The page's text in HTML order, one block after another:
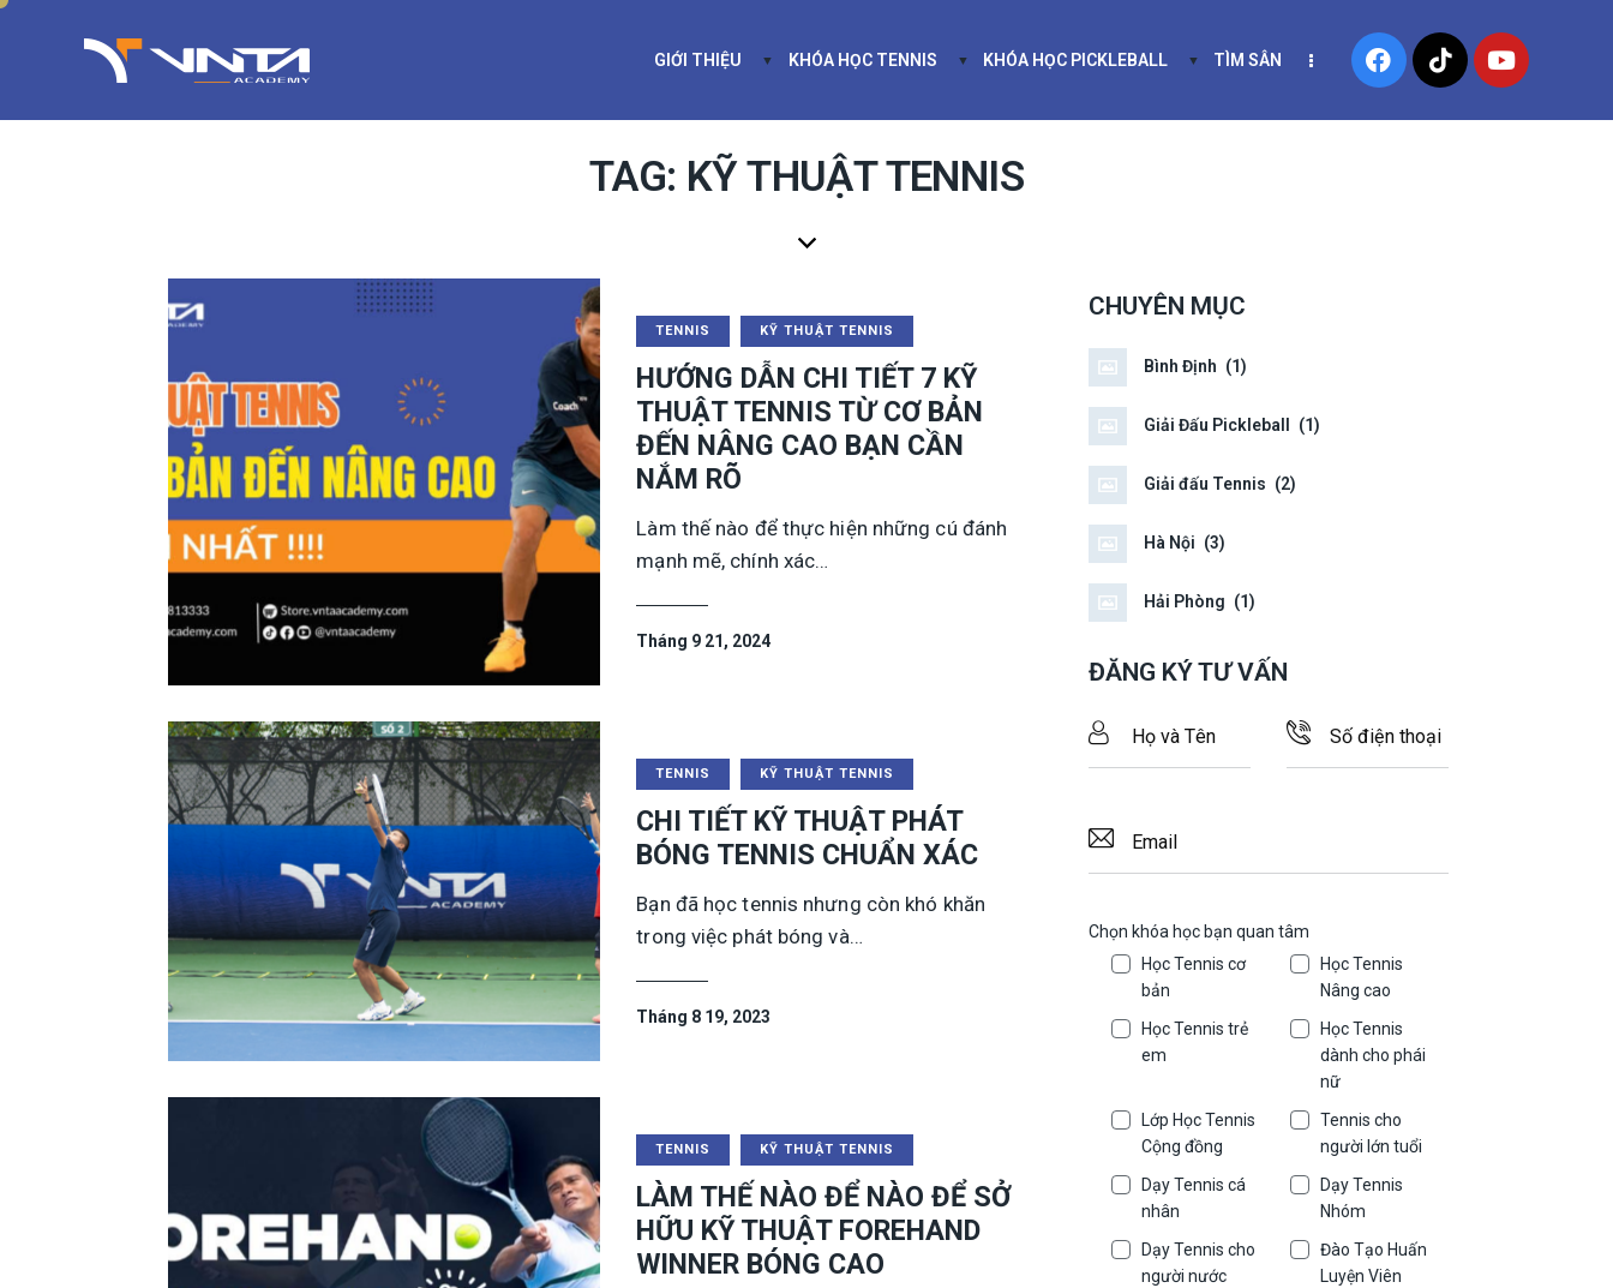
GIỚI THIỆU KHÓA HỌC TENNIS KHÓA HỌC PICKLEBALL TÌM SÂN
GIỚI THIỆU
TAG: KỸ THUẬT TENNIS
TENNIS KỸ THUẬT TENNIS
HƯỚNG DẪN CHI TIẾT 7 KỸ
THUẬT TENNIS TỪ CƠ BẢN
ĐẾN NÂNG CAO BẠN CẦN
NẮM RÕ
Làm thế nào để thực hiện những cú đánh
mạnh mẽ, chính xác…
Tháng 9 21, 2024
TENNIS KỸ THUẬT TENNIS
CHI TIẾT KỸ THUẬT PHÁT
BÓNG TENNIS CHUẨN XÁC
Bạn đã học tennis nhưng còn khó khăn
trong việc phát bóng và…
Tháng 8 19, 2023
TENNIS KỸ THUẬT TENNIS
LÀM THẾ NÀO ĐỂ NÀO ĐỂ SỞ
HỮU KỸ THUẬT FOREHAND
WINNER BÓNG CAO
CHUYÊN MỤC
Bình Định (1)
Giải Đấu Pickleball (1)
Giải đấu Tennis (2)
Hà Nội (3)
Hải Phòng (1)
ĐĂNG KÝ TƯ VẤN
Chọn khóa học bạn quan tâm
Học Tennis cơ
bản
Học Tennis
Nâng cao
Học Tennis trẻ
em
Học Tennis
dành cho phái
nữ
Lớp Học Tennis
Cộng đồng
Tennis cho
người lớn tuổi
Dạy Tennis cá
nhân
Dạy Tennis
Nhóm
Dạy Tennis cho
người nước
Đào Tạo Huấn
Luyện Viên